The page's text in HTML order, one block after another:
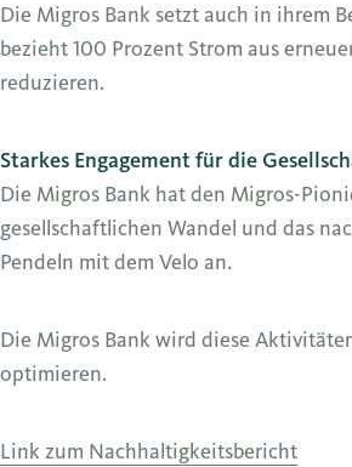
Die Migros Bank setzt auch in ihrem
bezieht 100 Prozent Strom aus
reduzieren.
Starkes Engagement für die
Die Migros Bank hat den Migros-
gesellschaftlichen Wandel und das
Pendeln mit dem Velo an.
Die Migros Bank wird diese
optimieren.
Link zum Nachhaltigkeitsbericht